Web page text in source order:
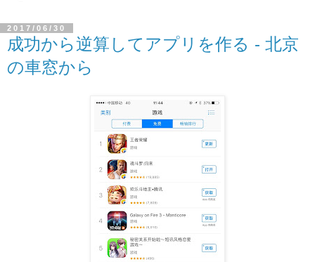
2017/06/30
成功から逆算してアプリを作る - 北京
の車窓から